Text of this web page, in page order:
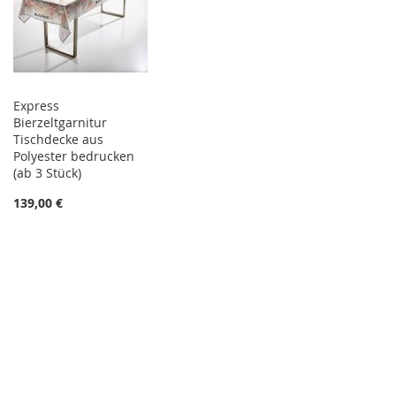
Express
Bierzeltgarnitur
Tischdecke aus
Polyester bedrucken
(ab 3 Stück)
139,00 €